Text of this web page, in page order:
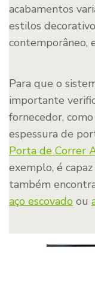
acabamentos
estilos
contemporâneo,
Para que o
importante
fornecedor,
espessura de
Porta de Correr
exemplo, é
também
aço escovado ou